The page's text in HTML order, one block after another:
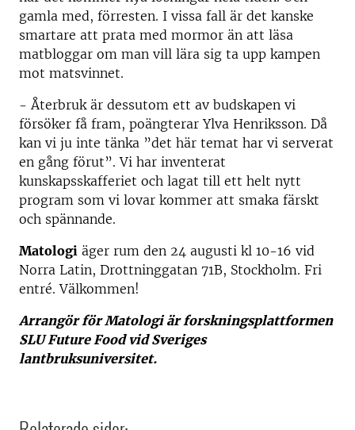
gamla med, förresten. I vissa fall är det kanske
smartare att prata med mormor än att läsa
matbloggar om man vill lära sig ta upp kampen
mot matsvinnet.
- Återbruk är dessutom ett av budskapen vi
försöker få fram, poängterar Ylva Henriksson. Då
kan vi ju inte tänka ”det här temat har vi serverat
en gång förut”. Vi har inventerat
kunskapsskafferiet och lagat till ett helt nytt
program som vi lovar kommer att smaka färskt
och spännande.
Matologi äger rum den 24 augusti kl 10-16 vid
Norra Latin, Drottninggatan 71B, Stockholm. Fri
entré. Välkommen!
Arrangör för Matologi är forskningsplattformen
SLU Future Food vid Sveriges
lantbruksuniversitet.